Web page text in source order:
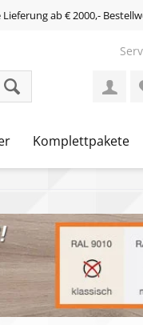
ab € 2000,-
Komplettpakete